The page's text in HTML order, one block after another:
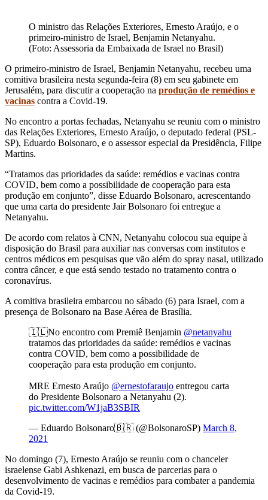
O ministro das Relações Exteriores, Ernesto Araújo, e o
primeiro-ministro de Israel, Benjamin Netanyahu.
(Foto: Assessoria da Embaixada de Israel no Brasil)
O primeiro-ministro de Israel, Benjamin Netanyahu, recebeu uma
comitiva brasileira nesta segunda-feira (8) em seu gabinete em
Jerusalém, para discutir a cooperação na produção de remédios e
vacinas contra a Covid-19.
No encontro a portas fechadas, Netanyahu se reuniu com o ministro
das Relações Exteriores, Ernesto Araújo, o deputado federal (PSL-
SP), Eduardo Bolsonaro, e o assessor especial da Presidência, Filipe
Martins.
“Tratamos das prioridades da saúde: remédios e vacinas contra
COVID, bem como a possibilidade de cooperação para esta
produção em conjunto”, disse Eduardo Bolsonaro, acrescentando
que uma carta do presidente Jair Bolsonaro foi entregue a
Netanyahu.
De acordo com relatos à CNN, Netanyahu colocou sua equipe à
disposição do Brasil para auxiliar nas conversas com institutos e
centros médicos em pesquisas que vão além do spray nasal, utilizado
contra câncer, e que está sendo testado no tratamento contra o
coronavírus.
A comitiva brasileira embarcou no sábado (6) para Israel, com a
presença de Bolsonaro na Base Aérea de Brasília.
🇮🇱No encontro com Premiê Benjamin @netanyahu
tratamos das prioridades da saúde: remédios e vacinas
contra COVID, bem como a possibilidade de
cooperação para esta produção em conjunto.
MRE Ernesto Araújo @ernestofaraujo entregou carta
do Presidente Bolsonaro a Netanyahu (2).
pic.twitter.com/W1jaB3SBIR
— Eduardo Bolsonaro🇧🇷 (@BolsonaroSP) March 8,
2021
No domingo (7), Ernesto Araújo se reuniu com o chanceler
israelense Gabi Ashkenazi, em busca de parcerias para o
desenvolvimento de vacinas e remédios para combater a pandemia
da Covid-19.